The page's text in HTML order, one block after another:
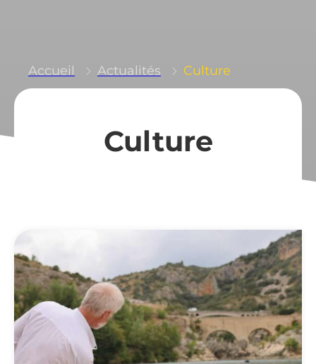
Accueil Actualités Culture
Culture